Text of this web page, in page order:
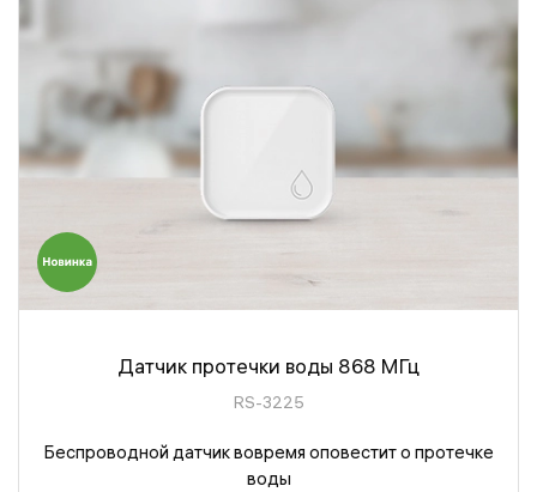
Датчик протечки воды 868 МГц
RS-3225
Беспроводной датчик вовремя оповестит о протечке
воды